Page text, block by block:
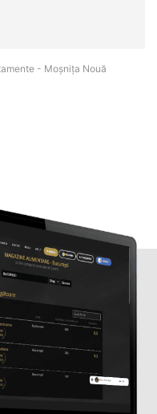
- Moşniţa Nouă